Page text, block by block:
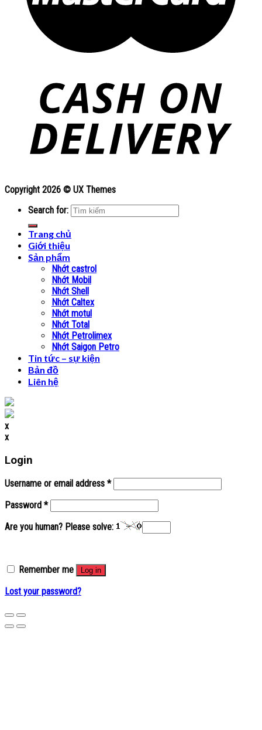
Copyright 2026 © UX Themes
Search for:
Trang chủ
Giới thiệu
Sản phẩm
Nhớt castrol
Nhớt Mobil
Nhớt Shell
Nhớt Caltex
Nhớt motul
Nhớt Total
Nhớt Petrolimex
Nhớt Saigon Petro
Tin tức – sự kiện
Bản đồ
Liên hệ
x
x
Login
Username or email address *
Password *
Are you human? Please solve:
Remember me Log in
Lost your password?